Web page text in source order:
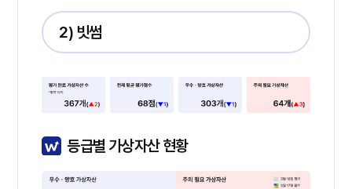
2) 빗썸
등급별 가상자산 현황